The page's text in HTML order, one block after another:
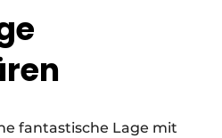
fantastische Lage mit